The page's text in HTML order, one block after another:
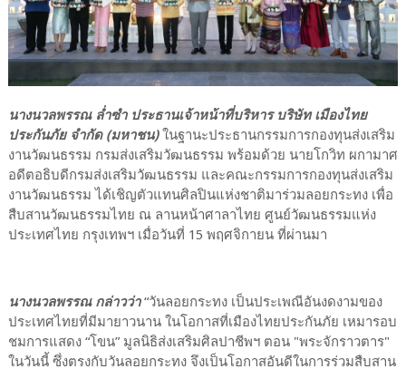
นางนวลพรรณ ล่ำซำ ประธานเจ้าหน้าที่บริหาร บริษัท เมืองไทย
ประกันภัย จำกัด (มหาชน)ในฐานะประธานกรรมการกองทุนส่งเสริม
งานวัฒนธรรม กรมส่งเสริมวัฒนธรรม พร้อมด้วย นายโกวิท ผกามาศ
อดีตอธิบดีกรมส่งเสริมวัฒนธรรม และคณะกรรมการกองทุนส่งเสริม
งานวัฒนธรรม ได้เชิญตัวแทนศิลปินแห่งชาติมาร่วมลอยกระทง เพื่อ
สืบสานวัฒนธรรมไทย ณ ลานหน้าศาลาไทย ศูนย์วัฒนธรรมแห่ง
ประเทศไทย กรุงเทพฯ เมื่อวันที่ 15 พฤศจิกายน ที่ผ่านมา
นางนวลพรรณ กล่าวว่า“วันลอยกระทง เป็นประเพณีอันงดงามของ
ประเทศไทยที่มีมายาวนาน ในโอกาสที่เมืองไทยประกันภัย เหมารอบ
ชมการแสดง “โขน” มูลนิธิส่งเสริมศิลปาชีพฯ ตอน "พระจักราวตาร"
ในวันนี้ ซึ่งตรงกับวันลอยกระทง จึงเป็นโอกาสอันดีในการร่วมสืบสาน